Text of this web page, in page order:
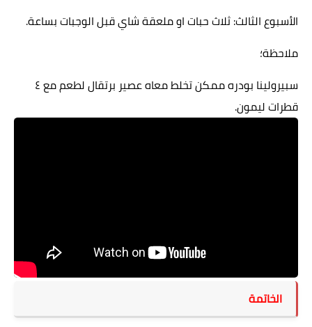
الأسبوع الثالث: ثلاث حبات او ملعقة شاي قبل الوجبات بساعة.
ملاحظة؛
سبيرولينا بودره ممكن تخلط معاه عصير برتقال لطعم مع ٤
قطرات ليمون.
الخاتمة